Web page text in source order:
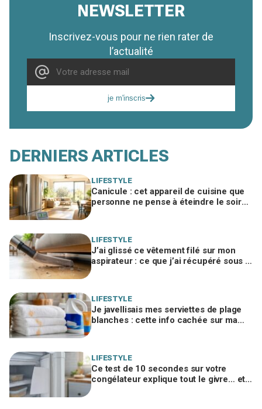
NEWSLETTER
Inscrivez-vous pour ne rien rater de
l’actualité
je m'inscris
DERNIERS ARTICLES
LIFESTYLE
Canicule : cet appareil de cuisine que
personne ne pense à éteindre le soir
LIFESTYLE
J’ai glissé ce vêtement filé sur mon
aspirateur : ce que j’ai récupéré sous le
LIFESTYLE
Je javellisais mes serviettes de plage
blanches : cette info cachée sur ma
LIFESTYLE
Ce test de 10 secondes sur votre
congélateur explique tout le givre… et